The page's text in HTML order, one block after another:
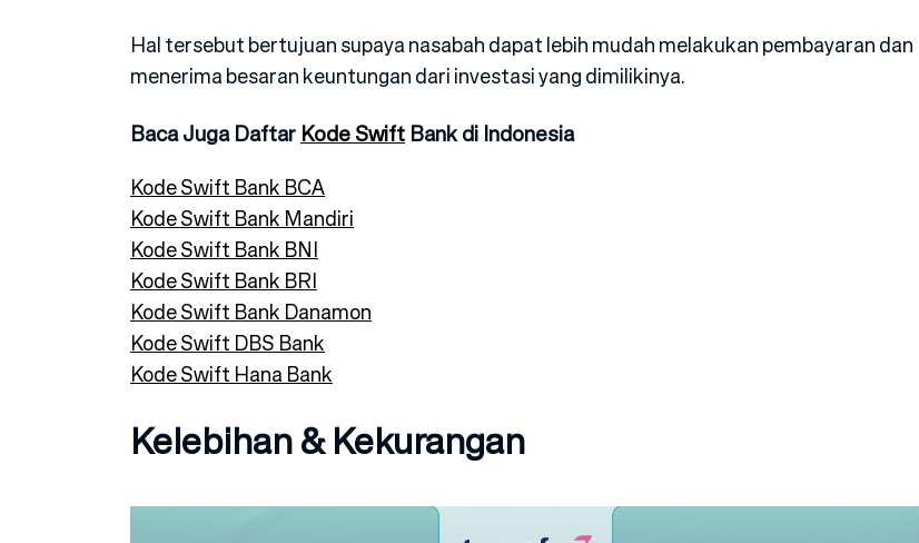
Hal tersebut bertujuan supaya nasabah dapat lebih mudah melakukan pembayaran dan
menerima besaran keuntungan dari investasi yang dimilikinya.
Baca Juga Daftar Kode Swift Bank di Indonesia
Kode Swift Bank BCA
Kode Swift Bank Mandiri
Kode Swift Bank BNI
Kode Swift Bank BRI
Kode Swift Bank Danamon
Kode Swift DBS Bank
Kode Swift Hana Bank
Kelebihan & Kekurangan